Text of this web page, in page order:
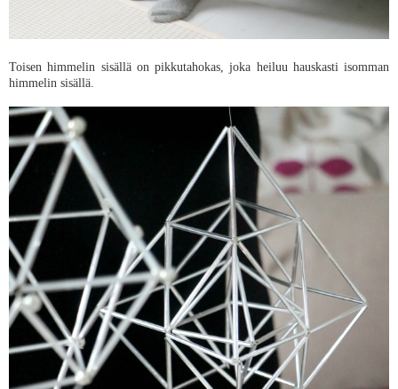
Toisen himmelin sisällä on pikkutahokas, joka heiluu hauskasti isomman
himmelin sisällä.